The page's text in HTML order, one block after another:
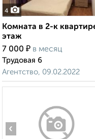
4
Комната в 2-к
этаж
7 000 ₽ в месяц
Трудовая 6
Агентство, 09.02.2022
‹